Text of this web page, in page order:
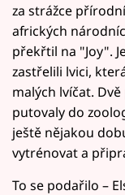
za strážce
afrických
překřtil na "Joy".
zastřelili lvici,
malých lvíčat.
putovaly do
ještě nějakou
vytrénovat a
To se podařilo –